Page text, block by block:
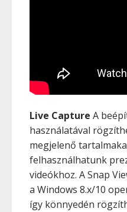
Live Capture A
használatával
megjelenő
felhasználhatunk
videókhoz. A Snap
a Windows 8.x/10
így könnyedén